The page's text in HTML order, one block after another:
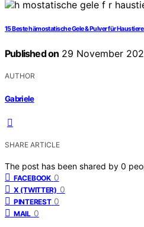
15 Beste hämostatische Gele & Pulver für
Published on 29 November
AUTHOR
Gabriele
SHARE ARTICLE
The post has been shared by 0
FACEBOOK 0
X (TWITTER) 0
PINTEREST 0
MAIL 0